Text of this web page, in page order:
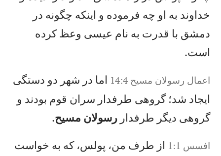
خداوند به او چه فرموده و اينكه چگونه در
دمشق با قدرت به نام عيسی وعظ كرده
است.
اعمال‌ رسولان‌ مسيح‌‌ 14:4
اما در شهر دو دستگی
ايجاد شد؛ گروهی طرفدار سران قوم بودند و
گروهی ديگر طرفداررسولان مسيح.
افسس 1:1
از طرف من، پولس، كه به خواست